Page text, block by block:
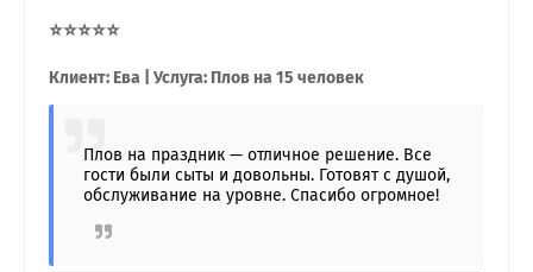
⭐⭐⭐⭐⭐
Клиент: Ева | Услуга: Плов на 15 человек
Плов на праздник — отличное решение. Все
гости были сыты и довольны. Готовят с душой,
обслуживание на уровне. Спасибо огромное!